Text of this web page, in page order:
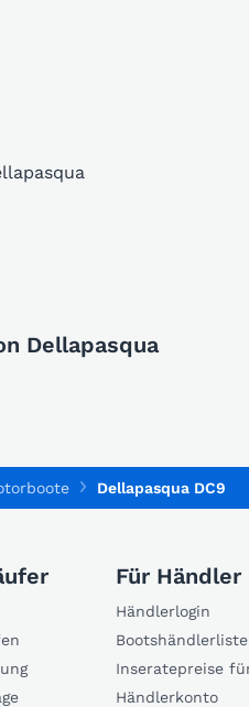
Dellapasqua
Dellapasqua DC9
Für Händler
Händlerlogin
Bootshändlerliste
Inseratepreise
Händlerkonto